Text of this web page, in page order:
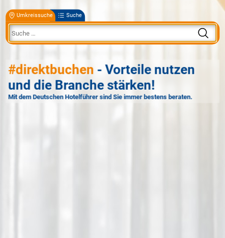
Umkreissuche Suche
#direktbuchen - Vorteile nutzen
und die Branche stärken!
Mit dem Deutschen Hotelführer sind Sie immer bestens beraten.